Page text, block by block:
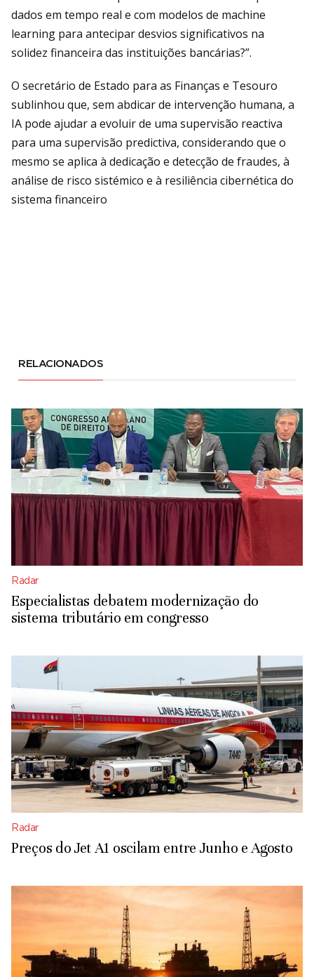
dados em tempo real e com modelos de machine
learning para antecipar desvios significativos na
solidez financeira das instituições bancárias?”.
O secretário de Estado para as Finanças e Tesouro
sublinhou que, sem abdicar de intervenção humana, a
IA pode ajudar a evoluir de uma supervisão reactiva
para uma supervisão predictiva, considerando que o
mesmo se aplica à dedicação e detecção de fraudes, à
análise de risco sistémico e à resiliência cibernética do
sistema financeiro
RELACIONADOS
Radar
Especialistas debatem modernização do
sistema tributário em congresso
Radar
Preços do Jet A1 oscilam entre Junho e Agosto